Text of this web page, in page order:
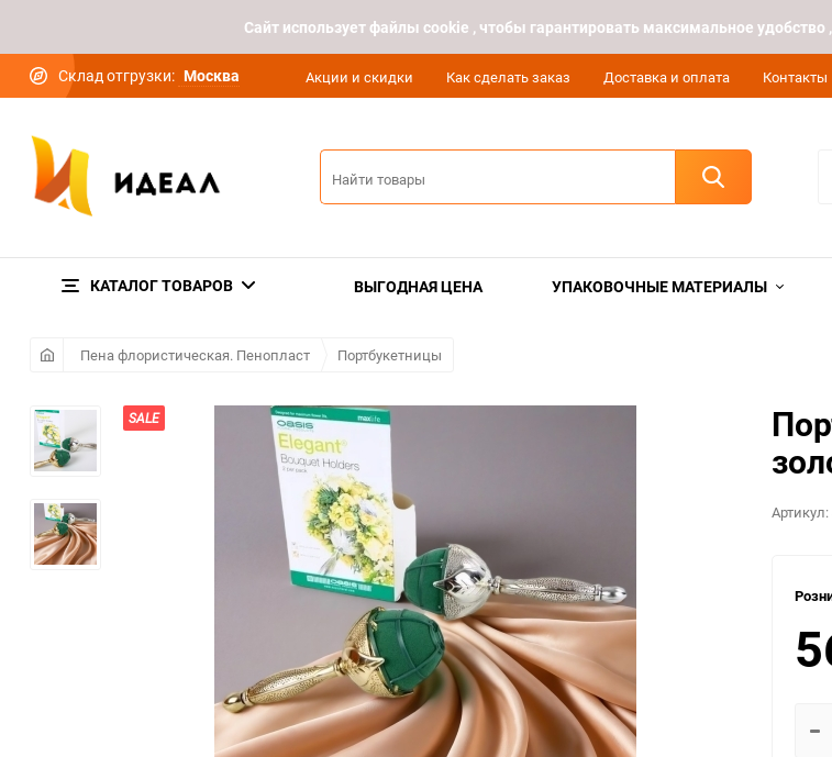
Cайт использует файлы cookie , чтобы гарантировать максимальное
Склад отгрузки: Москва Акции и скидки Как сделать заказ Доставка и оплата Контакты
КАТАЛОГ ТОВАРОВ ВЫГОДНАЯ ЦЕНА УПАКОВОЧНЫЕ МАТЕРИАЛЫ
Пена флористическая. Пенопласт Портбукетницы
SALE
Артикул: